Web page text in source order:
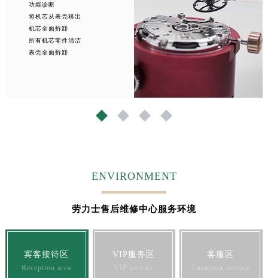
功能诊断
将机芯从表壳移出
机芯全面拆卸
所有机芯零件清洁
表壳全面拆卸
1 2 3 4
ENVIRONMENT
劳力士售后维修中心服务环境
宾客接待区
Reception area
VIP服务区
VIP service
客服区
Customer service